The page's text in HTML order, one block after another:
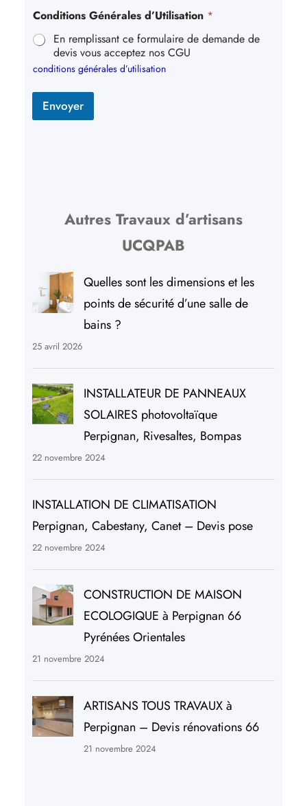
Conditions Générales d’Utilisation *
En remplissant ce formulaire de demande de
devis vous acceptez nos CGU
conditions générales d’utilisation
Envoyer
Autres Travaux d’artisans
UCQPAB
Quelles sont les dimensions et les
points de sécurité d’une salle de
bains ?
25 avril 2026
INSTALLATEUR DE PANNEAUX
SOLAIRES photovoltaïque
Perpignan, Rivesaltes, Bompas
22 novembre 2024
INSTALLATION DE CLIMATISATION
Perpignan, Cabestany, Canet – Devis pose
22 novembre 2024
CONSTRUCTION DE MAISON
ECOLOGIQUE à Perpignan 66
Pyrénées Orientales
21 novembre 2024
ARTISANS TOUS TRAVAUX à
Perpignan – Devis rénovations 66
21 novembre 2024